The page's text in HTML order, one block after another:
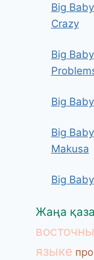
Big
Crazy
Big
Big
Big
Makusa
Big
Жаңа
языке